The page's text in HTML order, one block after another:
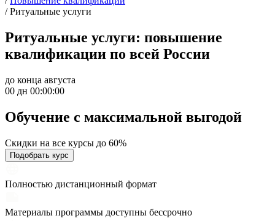
/ Ритуальные услуги
Ритуальные услуги: повышение
квалификации по всей России
до конца августа
00 дн 00:00:00
Обучение с максимальной выгодой
Скидки на все курсы до 60%
Подобрать курс
Полностью дистанционный формат
Материалы программы доступны бессрочно